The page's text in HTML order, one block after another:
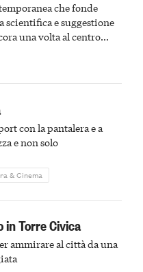
che fonde
e suggestione
una volta al centro
del passato astigiano
con la pantalera e a
e non solo
& Cinema
in Torre Civica
ammirare al città da una